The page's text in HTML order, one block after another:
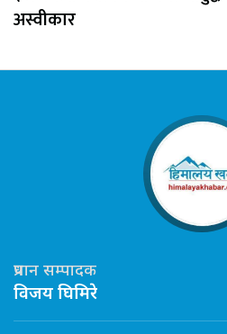
अस्वीकार
प्रधान सम्पादक
विजय घिमिरे